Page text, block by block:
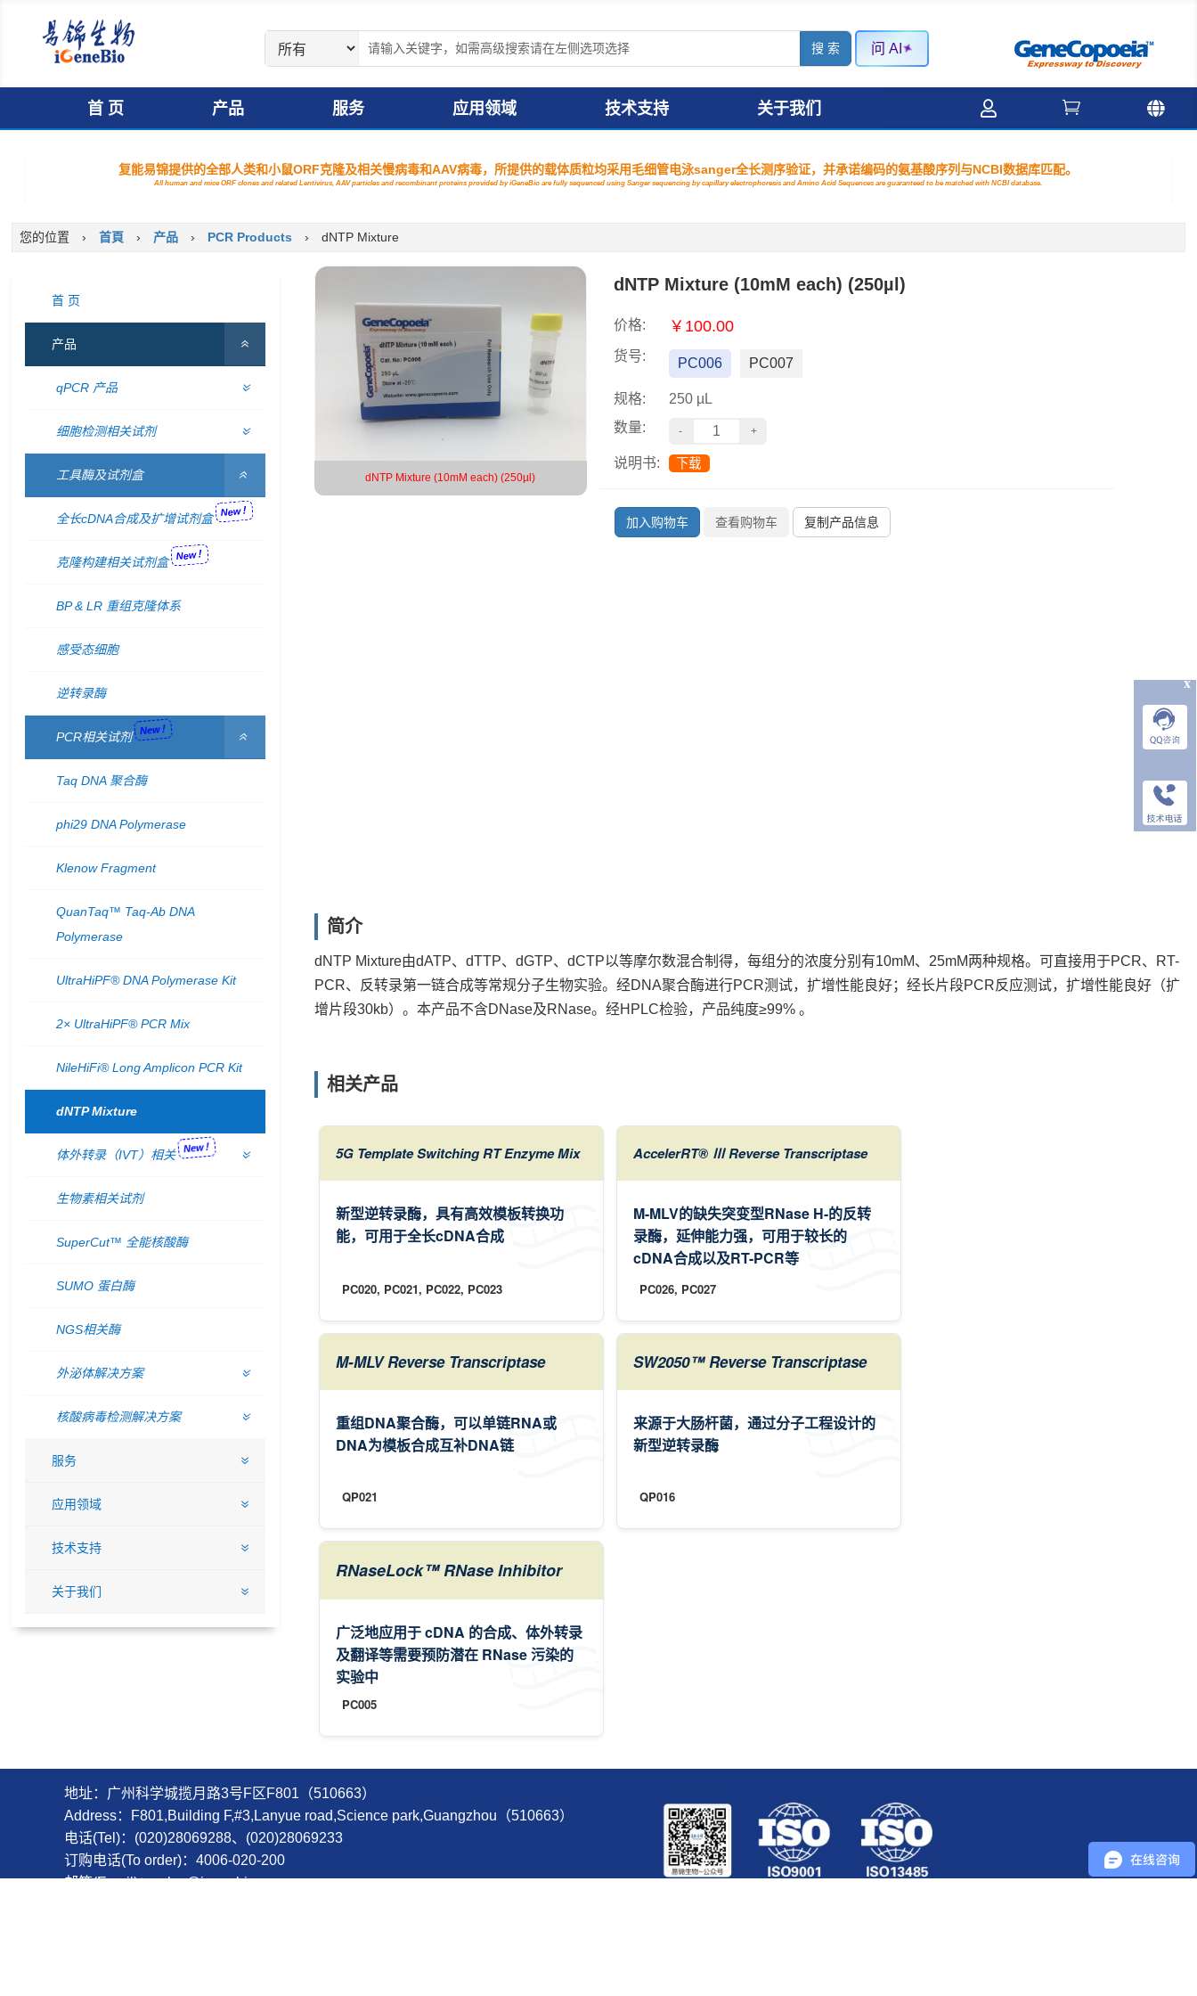
问 AI
首 页 产品 服务 应用领域 技术支持 关于我们   
复能易锦提供的全部人类和小鼠ORF克隆及相关慢病毒和AAV病毒，所提供的载体质粒均采用毛细管电泳sanger全长测序验证，并承诺编码的氨基酸序列与NCBI数据库匹配。
All human and mice ORF clones and related Lentivirus, AAV particles and recombinant proteins provided by iGeneBio are fully sequenced using Sanger sequencing by capillary electrophoresis and Amino Acid Sequences are guaranteed to be matched with NCBI database.
您的位置 › 首頁 › 产品 › PCR Products › dNTP Mixture
首 页
产品
qPCR 产品
细胞检测相关试剂
工具酶及试剂盒
全长cDNA合成及扩增试剂盒
New！
克隆构建相关试剂盒
New！
BP & LR 重组克隆体系
感受态细胞
逆转录酶
PCR相关试剂
New！
Taq DNA 聚合酶
phi29 DNA Polymerase
Klenow Fragment
QuanTaq™ Taq-Ab DNA
Polymerase
UltraHiPF® DNA Polymerase Kit
2× UltraHiPF® PCR Mix
NileHiFi® Long Amplicon PCR Kit
dNTP Mixture
体外转录（IVT）相关
New！
生物素相关试剂
SuperCut™ 全能核酸酶
SUMO 蛋白酶
NGS相关酶
外泌体解决方案
核酸病毒检测解决方案
服务
应用领域
技术支持
关于我们
dNTP Mixture (10mM each) (250µl)
dNTP Mixture (10mM each) (250µl)
价格: ￥100.00
货号: PC006 PC007
规格:
250 µL
数量:
说明书: 下载
加入购物车 查看购物车 复制产品信息
简介
dNTP Mixture由dATP、dTTP、dGTP、dCTP以等摩尔数混合制得，每组分的浓度分别有10mM、25mM两种规格。可直接用于PCR、RT-
PCR、反转录第一链合成等常规分子生物实验。经DNA聚合酶进行PCR测试，扩增性能良好；经长片段PCR反应测试，扩增性能良好（扩
增片段30kb）。本产品不含DNase及RNase。经HPLC检验，产品纯度≥99% 。
相关产品
5G Template Switching RT Enzyme Mix
新型逆转录酶，具有高效模板转换功
能，可用于全长cDNA合成
PC020, PC021, PC022, PC023
AccelerRT® Ⅲ Reverse Transcriptase
M-MLV的缺失突变型RNase H-的反转
录酶，延伸能力强，可用于较长的
cDNA合成以及RT-PCR等
PC026, PC027
M-MLV Reverse Transcriptase
重组DNA聚合酶，可以单链RNA或
DNA为模板合成互补DNA链
QP021
SW2050™ Reverse Transcriptase
来源于大肠杆菌，通过分子工程设计的
新型逆转录酶
QP016
RNaseLock™ RNase Inhibitor
广泛地应用于 cDNA 的合成、体外转录
及翻译等需要预防潜在 RNase 污染的
实验中
PC005
地址：广州科学城揽月路3号F区F801（510663）
Address：F801,Building F,#3,Lanyue road,Science park,Guangzhou（510663）
电话(Tel)：(020)28069288、(020)28069233
订购电话(To order)：4006-020-200
邮箱(Email)：sales@igenebio.com
x